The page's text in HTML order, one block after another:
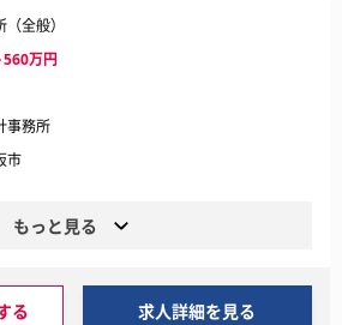
全般）
万円
事務所
市
もっと見る
る 求人詳細を見る